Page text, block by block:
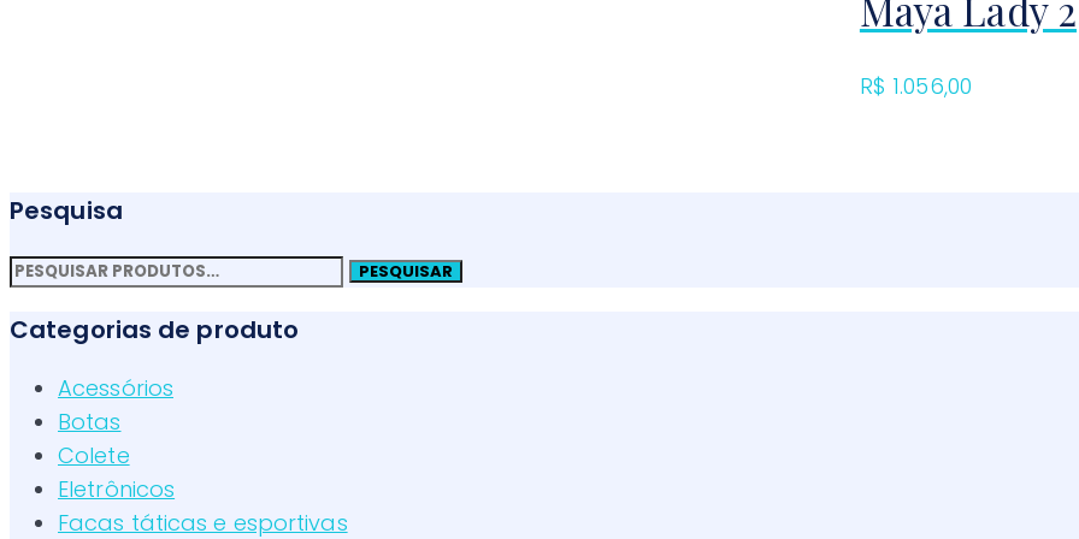
R$ 1.056,00
Pesquisa
Pesquisar
PESQUISAR
Categorias de produto
Acessórios
Botas
Colete
Eletrônicos
Facas táticas e esportivas